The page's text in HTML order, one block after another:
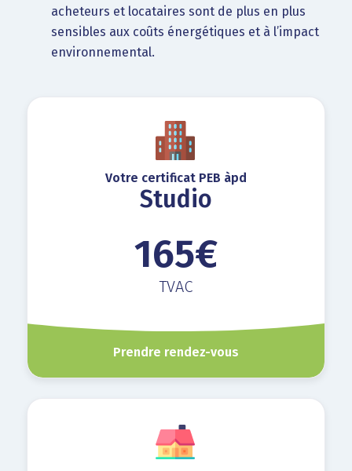
acheteurs et locataires sont de plus en plus
sensibles aux coûts énergétiques et à l’impact
environnemental.
Votre certificat PEB àpd
Studio
165€
TVAC
Prendre rendez-vous